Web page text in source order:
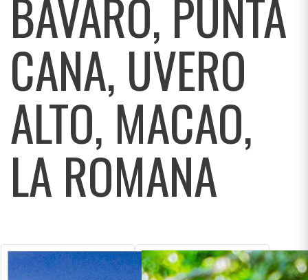
BAVARO, PUNTA
CANA, UVERO
ALTO, MACAO,
LA ROMANA